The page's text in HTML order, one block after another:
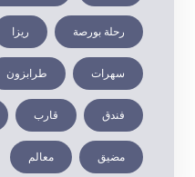
رحلة بورصة ريزا
سهرات طرابزون
فندق قارب
مضيق معالم